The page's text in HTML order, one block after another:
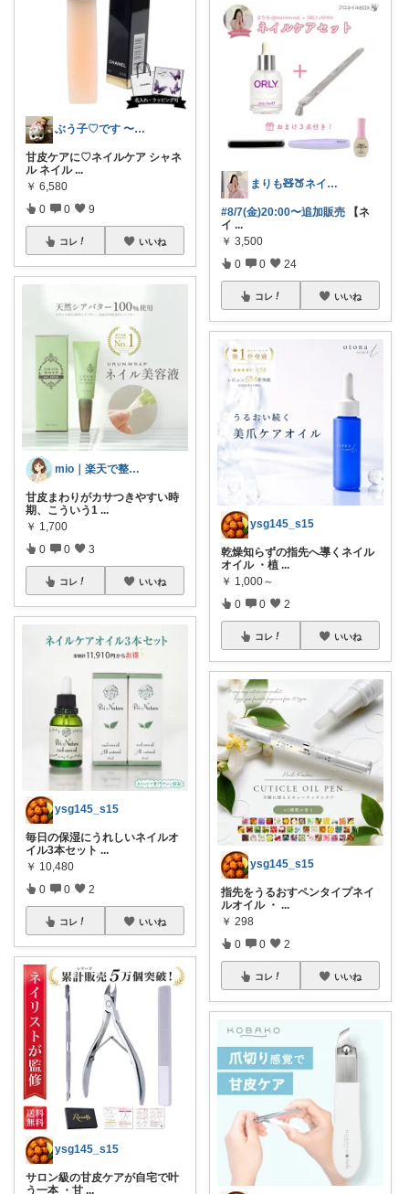
ぶう子♡です 〜感謝です〜
甘皮ケアに♡ネイルケア シャネ
ル ネイル ...
￥ 6,580
0 0 9
コレ いいね
mio｜楽天で整う暮らし
甘皮まわりがカサつきやすい時
期、こういう1 ...
￥ 1,700
0 0 3
コレ いいね
ysg145_s15
毎日の保湿にうれしいネイルオ
イル3本セット ...
￥ 10,480
0 0 2
コレ いいね
ysg145_s15
サロン級の甘皮ケアが自宅で叶
う一本 ・甘 ...
まりも🧸🍑ネイルとかわいいもの♡
#8/7(金)20:00〜追加販売 【ネ
イ ...
￥ 3,500
0 0 24
コレ いいね
ysg145_s15
乾燥知らずの指先へ導くネイル
オイル ・植 ...
￥ 1,000～
0 0 2
コレ いいね
ysg145_s15
指先をうるおすペンタイプネイ
ルオイル ・ ...
￥ 298
0 0 2
コレ いいね